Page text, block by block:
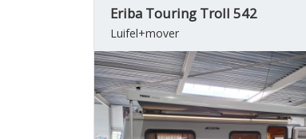
Eriba Touring Troll 542
Luifel+mover